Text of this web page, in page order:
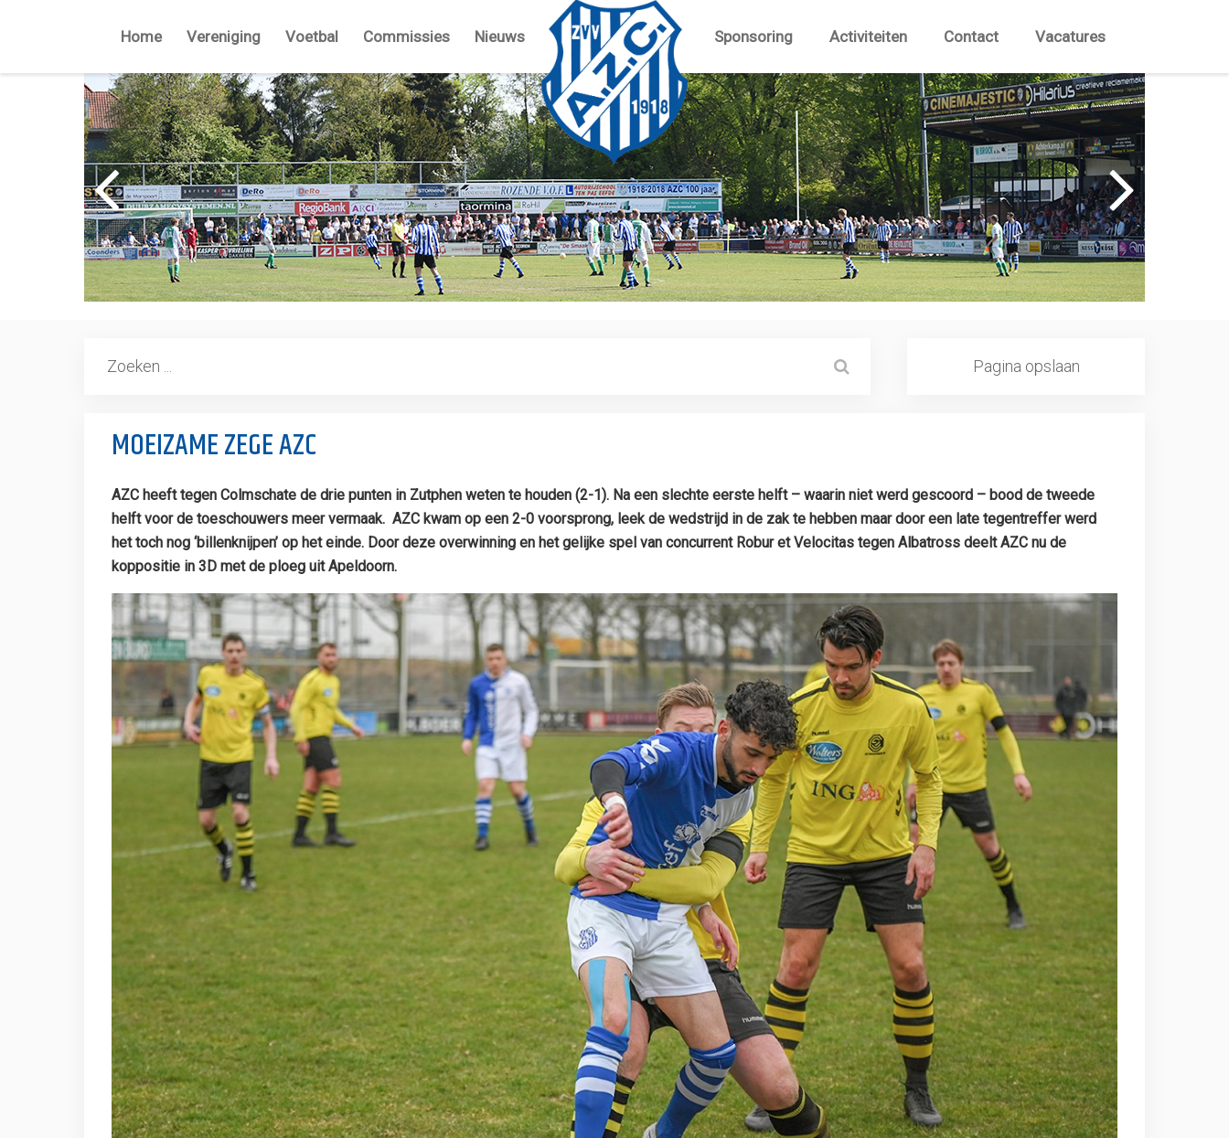
Home Vereniging Voetbal Commissies Nieuws Sponsoring Activiteiten Contact Vacatures
Pagina opslaan
MOEIZAME ZEGE AZC
AZC heeft tegen Colmschate de drie punten in Zutphen weten te houden (2-1). Na een slechte eerste helft – waarin niet werd gescoord – bood de tweede
helft voor de toeschouwers meer vermaak. AZC kwam op een 2-0 voorsprong, leek de wedstrijd in de zak te hebben maar door een late tegentreffer werd
het toch nog ‘billenknijpen’ op het einde. Door deze overwinning en het gelijke spel van concurrent Robur et Velocitas tegen Albatross deelt AZC nu de
koppositie in 3D met de ploeg uit Apeldoorn.